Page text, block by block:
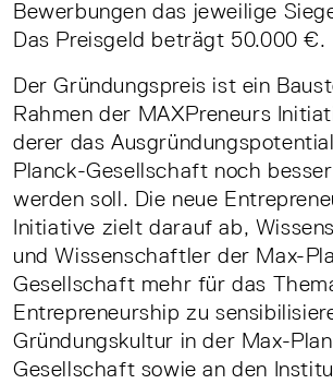
Bewerbungen das jeweilige
Das Preisgeld beträgt 50.000 €.
Der Gründungspreis ist ein
Rahmen der MAXPreneurs
derer das
Planck-Gesellschaft noch
werden soll. Die neue
Initiative zielt darauf ab,
und Wissenschaftler der Max-
Gesellschaft mehr für das
Entrepreneurship zu
Gründungskultur in der Max-
Gesellschaft sowie an den